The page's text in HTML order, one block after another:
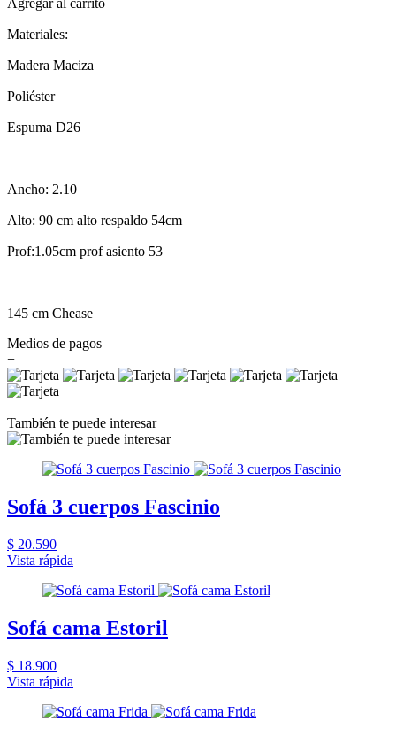
Materiales:
Madera Maciza
Poliéster
Espuma D26
Ancho: 2.10
Alto: 90 cm alto respaldo 54cm
Prof:1.05cm prof asiento 53
145 cm Chease
Medios de pagos
+
También te puede interesar
Sofá 3 cuerpos Fascinio
$ 20.590
Vista rápida
Sofá cama Estoril
$ 18.900
Vista rápida